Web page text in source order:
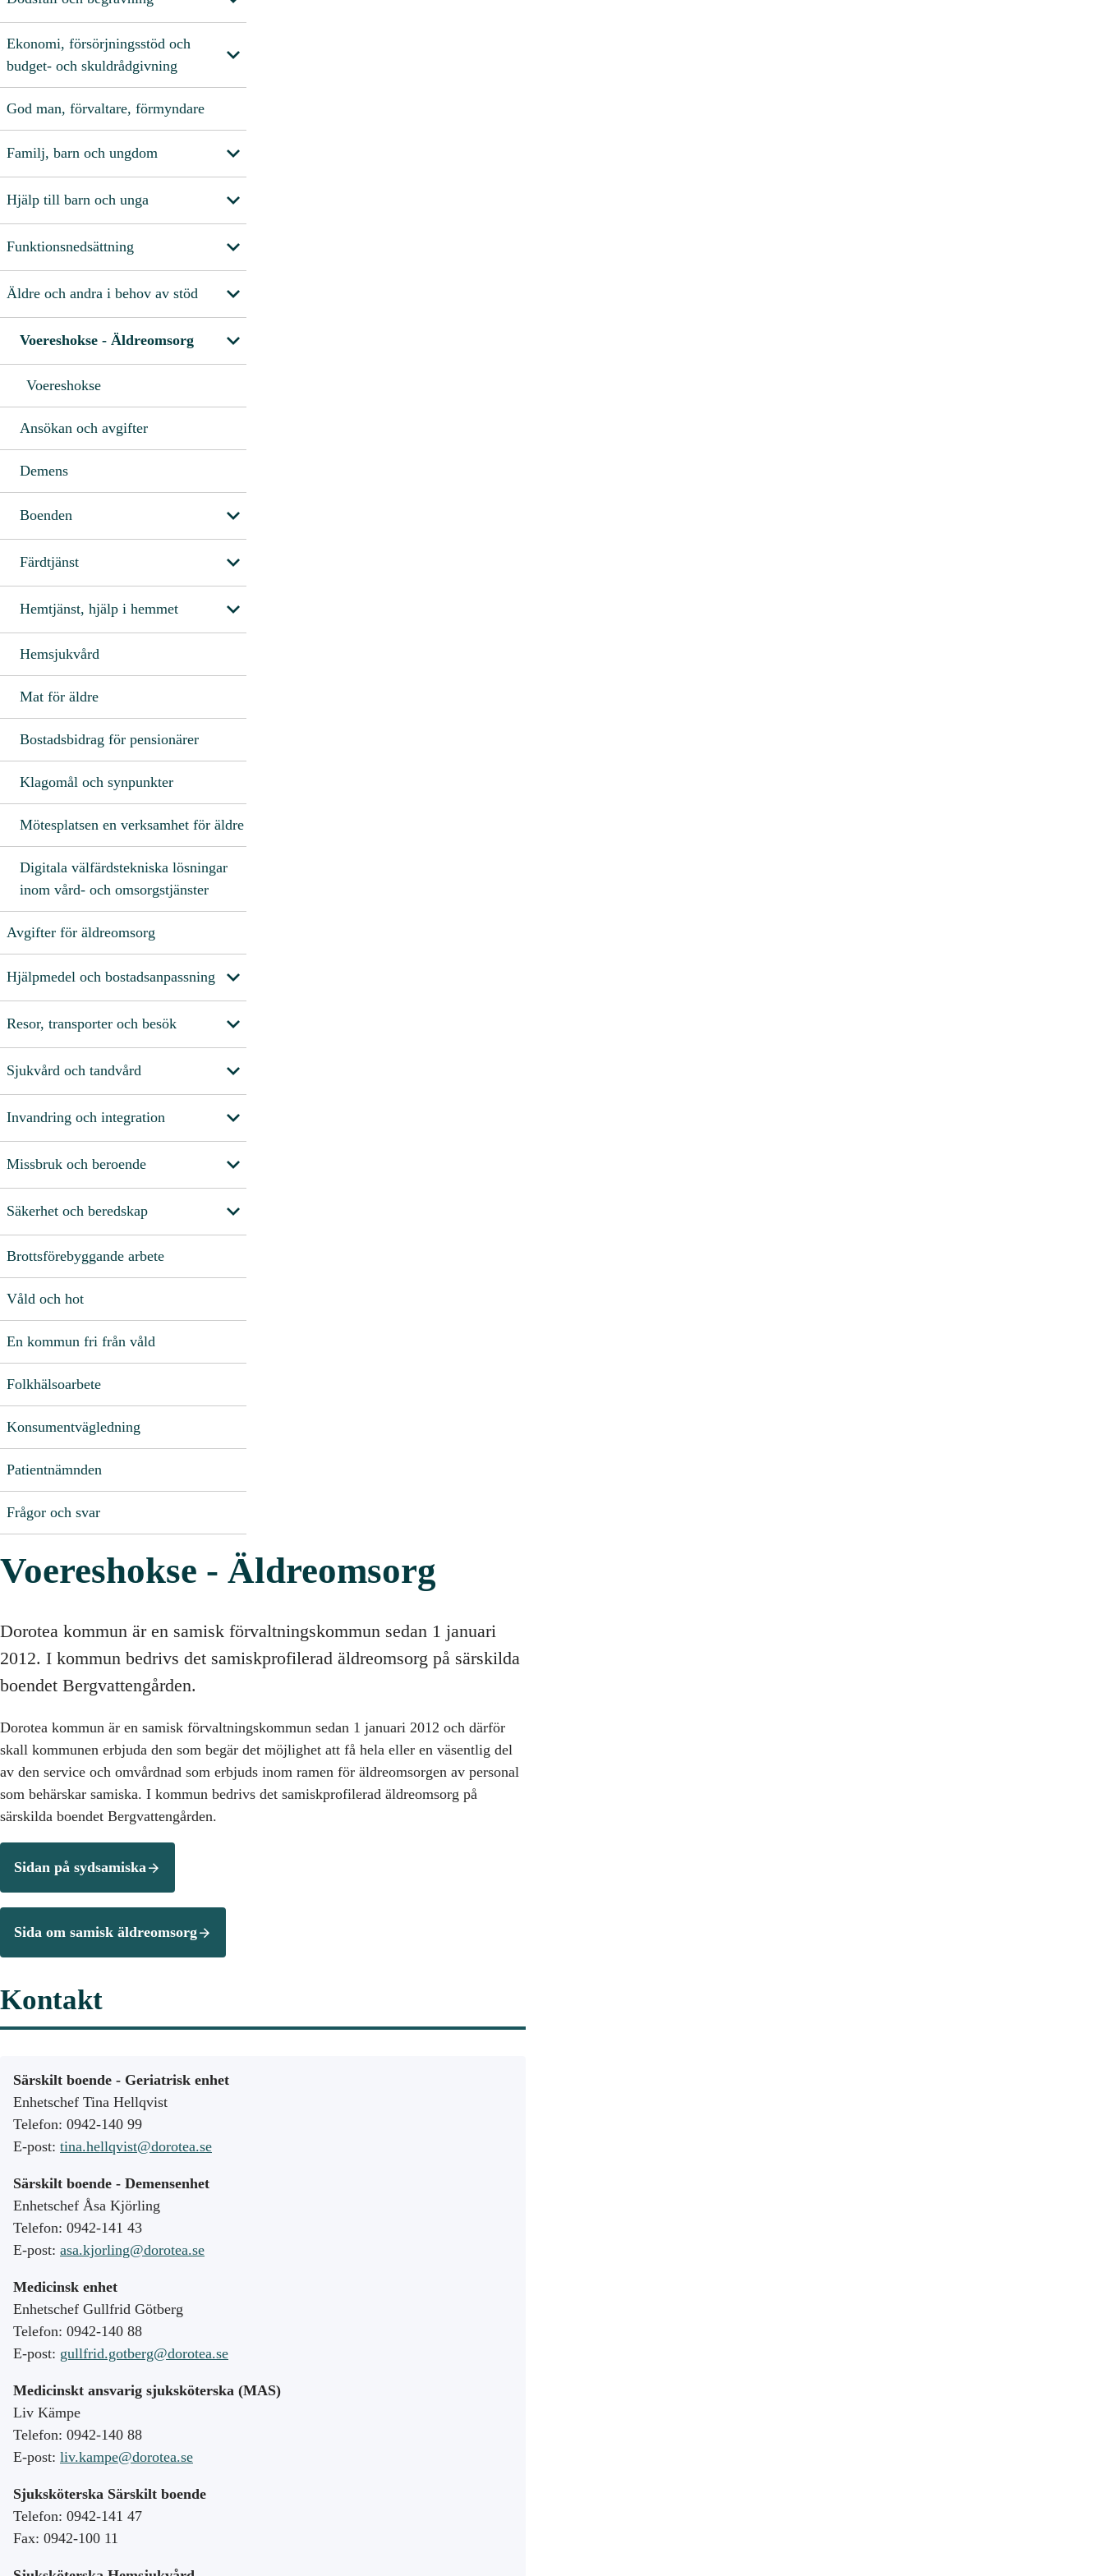
Ekonomi, försörjningsstöd och
budget- och skuldrådgivning
God man, förvaltare, förmyndare
Familj, barn och ungdom
Hjälp till barn och unga
Funktionsnedsättning
Äldre och andra i behov av stöd
Voereshokse - Äldreomsorg
Voereshokse
Ansökan och avgifter
Demens
Boenden
Färdtjänst
Hemtjänst, hjälp i hemmet
Hemsjukvård
Mat för äldre
Bostadsbidrag för pensionärer
Klagomål och synpunkter
Mötesplatsen en verksamhet för äldre
Digitala välfärdstekniska lösningar
inom vård- och omsorgstjänster
Avgifter för äldreomsorg
Hjälpmedel och bostadsanpassning
Resor, transporter och besök
Sjukvård och tandvård
Invandring och integration
Missbruk och beroende
Säkerhet och beredskap
Brottsförebyggande arbete
Våld och hot
En kommun fri från våld
Folkhälsoarbete
Konsumentvägledning
Patientnämnden
Frågor och svar
Voereshokse - Äldreomsorg
Dorotea kommun är en samisk förvaltningskommun sedan 1 januari
2012. I kommun bedrivs det samiskprofilerad äldreomsorg på särskilda
boendet Bergvattengården.
Dorotea kommun är en samisk förvaltningskommun sedan 1 januari 2012 och därför
skall kommunen erbjuda den som begär det möjlighet att få hela eller en väsentlig del
av den service och omvårdnad som erbjuds inom ramen för äldreomsorgen av personal
som behärskar samiska. I kommun bedrivs det samiskprofilerad äldreomsorg på
särskilda boendet Bergvattengården.
Sidan på sydsamiska
Sida om samisk äldreomsorg
Kontakt
Särskilt boende - Geriatrisk enhet
Enhetschef Tina Hellqvist
Telefon: 0942-140 99
E-post: tina.hellqvist@dorotea.se
Särskilt boende - Demensenhet
Enhetschef Åsa Kjörling
Telefon: 0942-141 43
E-post: asa.kjorling@dorotea.se
Medicinsk enhet
Enhetschef Gullfrid Götberg
Telefon: 0942-140 88
E-post: gullfrid.gotberg@dorotea.se
Medicinskt ansvarig sjuksköterska (MAS)
Liv Kämpe
Telefon: 0942-140 88
E-post: liv.kampe@dorotea.se
Sjuksköterska Särskilt boende
Telefon: 0942-141 47
Fax: 0942-100 11